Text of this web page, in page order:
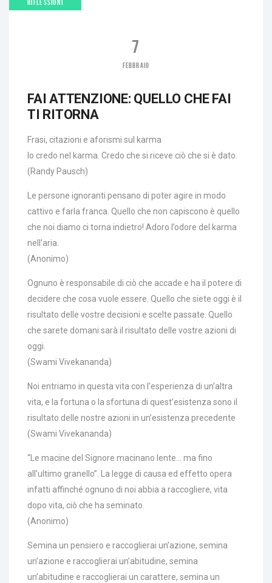
RIFLESSIONI
7
FEBBRAIO
FAI ATTENZIONE: QUELLO CHE FAI
TI RITORNA
Frasi, citazioni e aforismi sul karma
Io credo nel karma. Credo che si riceve ciò che si è dato.
(Randy Pausch)
Le persone ignoranti pensano di poter agire in modo
cattivo e farla franca. Quello che non capiscono è quello
che noi diamo ci torna indietro! Adoro l’odore del karma
nell’aria.
(Anonimo)
Ognuno è responsabile di ciò che accade e ha il potere di
decidere che cosa vuole essere. Quello che siete oggi è il
risultato delle vostre decisioni e scelte passate. Quello
che sarete domani sarà il risultato delle vostre azioni di
oggi.
(Swami Vivekananda)
Noi entriamo in questa vita con l’esperienza di un’altra
vita, e la fortuna o la sfortuna di quest’esistenza sono il
risultato delle nostre azioni in un’esistenza precedente
(Swami Vivekananda)
“Le macine del Signore macinano lente… ma fino
all’ultimo granello”. La legge di causa ed effetto opera
infatti affinché ognuno di noi abbia a raccogliere, vita
dopo vita, ciò che ha seminato.
(Anonimo)
Semina un pensiero e raccoglierai un’azione, semina
un’azione e raccoglierai un’abitudine, semina
un’abitudine e raccoglierai un carattere, semina un